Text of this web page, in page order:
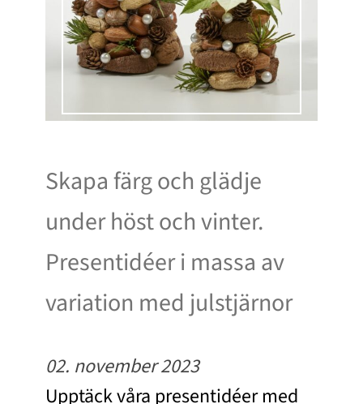
Skapa färg och glädje
under höst och vinter.
Presentidéer i massa av
variation med julstjärnor
02. november 2023
Upptäck våra presentidéer med